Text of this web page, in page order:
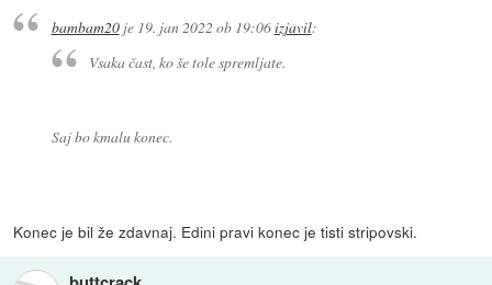
bambam20je 19. jan 2022 ob 19:06izjavil:
Vsaka čast, ko še tole spremljate.
Saj bo kmalu konec.
Konec je bil že zdavnaj. Edini pravi konec je tisti stripovski.